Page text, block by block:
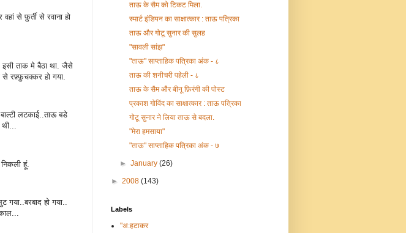
से फ़ुर्ती से रवाना हो
ताक मे बैठा था. जैसे
से रफ़्फ़ुचक्कर हो गया.
लटकाई..ताऊ बडे
थी...
हूं.
गया..बरबाद हो गया..
ताऊ के सैम को टिकट मिला.
स्मार्ट इंडियन का साक्षात्कार : ताऊ पत्रिका
ताऊ और गोटू सुनार की सुलह
"सावली सांझ"
"ताऊ" साप्ताहिक पत्रिका अंक - ८
ताऊ की शनीचरी पहेली - ८
ताऊ के सैम और बीनू फ़िरंगी की पोस्ट
प्रकाश गोविंद का साक्षात्कार : ताऊ पत्रिका
गोटू सुनार ने लिया ताऊ से बदला.
"मेरा हमसाया"
"ताऊ" साप्ताहिक पत्रिका अंक - ७
►January(26)
► 2008 (143)
Labels
"अ:हटाकर